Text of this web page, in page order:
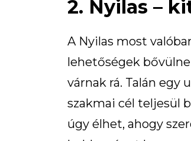
2. Nyilas –
A Nyilas most
lehetőségek
várnak rá. Talán egy
szakmai cél teljesül
úgy élhet, ahogy